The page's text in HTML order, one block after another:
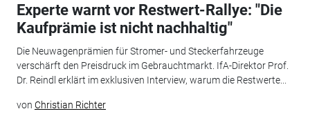
Experte warnt vor Restwert-Rallye: "Die
Kaufprämie ist nicht nachhaltig"
Die Neuwagenprämien für Stromer- und Steckerfahrzeuge
verschärft den Preisdruck im Gebrauchtmarkt. IfA-Direktor Prof.
Dr. Reindl erklärt im exklusiven Interview, warum die Restwerte...
von Christian Richter